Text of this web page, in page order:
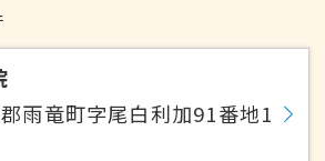
雨竜町字尾白利加91番地1